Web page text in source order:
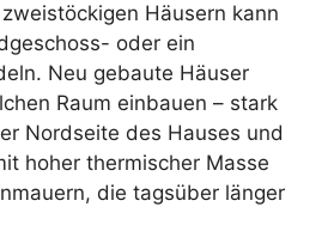
Häusern kann
oder ein
Neu gebaute Häuser
Raum einbauen – stark
Nordseite des Hauses und
hoher thermischer Masse
die tagsüber länger